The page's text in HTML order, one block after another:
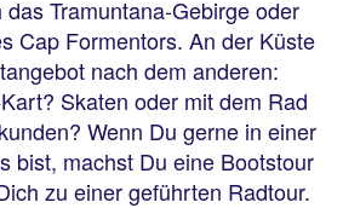
Tramuntana-Gebirge oder
Cap Formentors. An der Küste
nach dem anderen:
Skaten oder mit dem Rad
Wenn Du gerne in einer
bist, machst Du eine Bootstour
zu einer geführten Radtour.